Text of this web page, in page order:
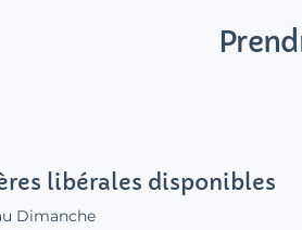
libérales disponibles
Dimanche